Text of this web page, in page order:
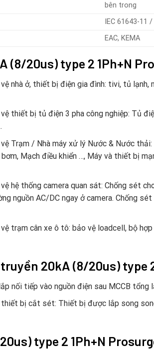
bên trong
IEC 61643-11
EAC, KEMA
(8/20us) type 2 1Ph+N
nhà ở, thiết bị điện gia đình: tivi, tủ lạnh,
thiết bị tủ điện 3 pha công nghiệp: Tủ
Trạm / Nhà máy xử lý Nước & Nước
Mạch điều khiển …, Máy và thiết bị
hệ thống camera quan sát: Chống sét
nguồn AC/DC ngay ở camera. Chống
trạm cân xe ô tô: bảo vệ loadcell, bộ
20kA (8/20us) type
tiếp vào nguồn điện sau MCCB tổng
bị cắt sét: Thiết bị được lắp song
type 2 1Ph+N